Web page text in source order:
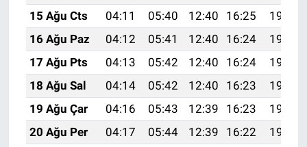
15 Ağu Cts
04:11 05:40 12:40 16:25
19:30
16 Ağu Paz
04:12 05:41 12:40 16:24
19:29
17 Ağu Pts
04:13 05:42 12:40 16:24
19:28
18 Ağu Sal
04:14 05:42 12:40 16:23
19:27
19 Ağu Çar
04:16 05:43 12:39 16:23
19:25
20 Ağu Per
04:17 05:44 12:39 16:22
19:24